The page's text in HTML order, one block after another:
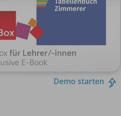
Demo starten